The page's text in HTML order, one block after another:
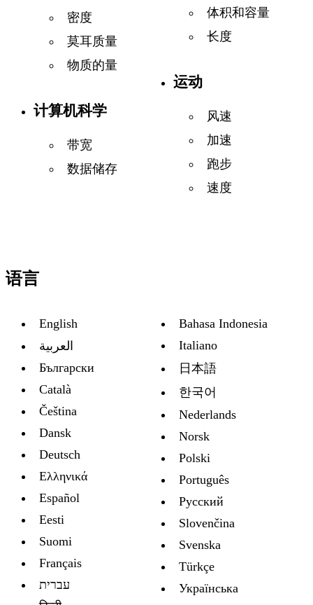
密度
莫耳质量
物质的量
计算机科学
带宽
数据储存
体积和容量
长度
运动
风速
加速
跑步
速度
语言
English
العربية
Български
Català
Čeština
Dansk
Deutsch
Ελληνικά
Español
Eesti
Suomi
Français
עברית
Bahasa Indonesia
Italiano
日本語
한국어
Nederlands
Norsk
Polski
Português
Русский
Slovenčina
Svenska
Türkçe
Украïнська